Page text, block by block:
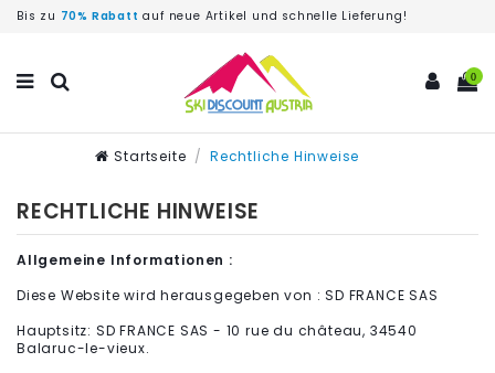
Bis zu 70% Rabatt auf neue Artikel und schnelle Lieferung!
0
Startseite Rechtliche Hinweise
RECHTLICHE HINWEISE
Allgemeine Informationen :
Diese Website wird herausgegeben von : SD FRANCE SAS
Hauptsitz: SD FRANCE SAS - 10 rue du château, 34540
Balaruc-le-vieux.